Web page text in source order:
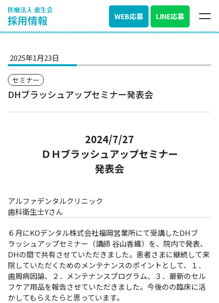
WEB応募 LINE応募
2025年1月23日
セミナー
DHブラッシュアップセミナー発表会
2024/7/27
ＤＨブラッシュアップセミナー
発表会
アルファデンタルクリニック
歯科衛生士Yさん
６月にKOデンタル株式会社福岡営業所にて受講したDHブ
ラッシュアップセミナー（講師 谷山香織）を、院内で発表、
DHの間で共有させていただきました。患者さまに継続して来
院していただくためのメンテナンスのポイントとして、１．
歯周病因論、２．メンテナンスプログラム、３．最新のセル
フケア用品を報告させていただきました。今後のの臨床に活
かしてもらえたらと思っています。